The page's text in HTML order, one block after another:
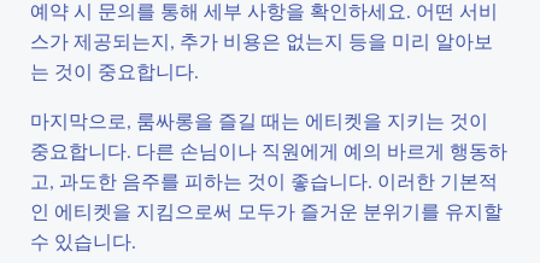
예약 시 문의를 통해 세부 사항을 확인하세요. 어떤 서비
스가 제공되는지, 추가 비용은 없는지 등을 미리 알아보
는 것이 중요합니다.
마지막으로, 룸싸롱을 즐길 때는 에티켓을 지키는 것이
중요합니다. 다른 손님이나 직원에게 예의 바르게 행동하
고, 과도한 음주를 피하는 것이 좋습니다. 이러한 기본적
인 에티켓을 지킴으로써 모두가 즐거운 분위기를 유지할
수 있습니다.